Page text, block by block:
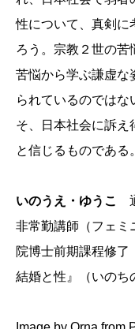
性について、真剣に
ろう。宗教２世の苦
苦悩から学ぶ謙虚な
られているのではな
そ、日本社会に訴え
と信じるものである。
いのうえ・ゆうこ
非常勤講師（フェミ
院博士前期課程修了
結婚と性』（いのち